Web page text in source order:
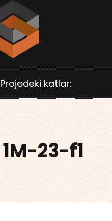
Projedeki katlar:
1M-23-f1